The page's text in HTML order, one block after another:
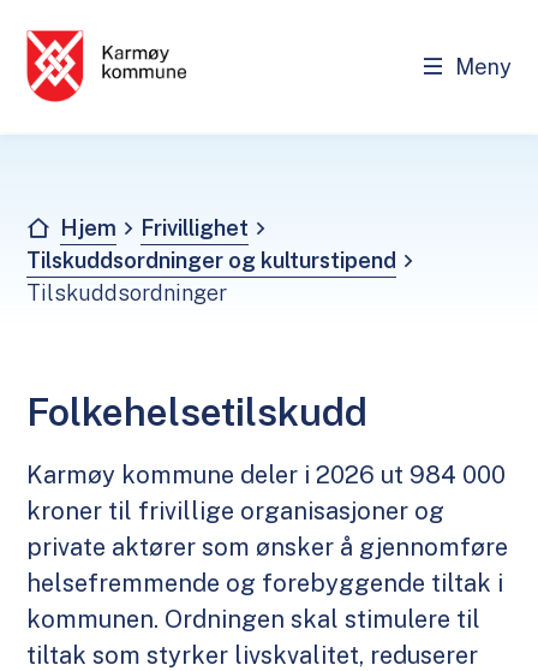
Meny
Du er her:
Hjem
Frivillighet
Tilskuddsordninger og kulturstipend
Tilskuddsordninger
Folkehelsetilskudd
Karmøy kommune deler i 2026 ut 984 000
kroner til frivillige organisasjoner og
private aktører som ønsker å gjennomføre
helsefremmende og forebyggende tiltak i
kommunen. Ordningen skal stimulere til
tiltak som styrker livskvalitet, reduserer